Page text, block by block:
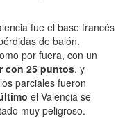
fue el base francés
de balón.
por fuera, con un
con 25 puntos, y
parciales fueron
el Valencia se
muy peligroso.